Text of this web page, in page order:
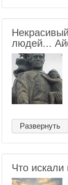
людей...
Развернуть
Что искали